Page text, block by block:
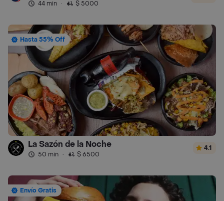
44 min · $ 5000
Hasta 55% Off
La Sazón de la Noche
50 min · $ 6500
4.1
Envío Gratis